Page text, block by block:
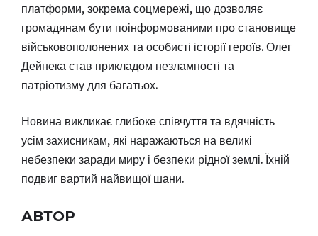
платформи, зокрема соцмережі, що дозволяє
громадянам бути поінформованими про становище
військовополонених та особисті історії героїв. Олег
Дейнека став прикладом незламності та
патріотизму для багатьох.
Новина викликає глибоке співчуття та вдячність
усім захисникам, які наражаються на великі
небезпеки заради миру і безпеки рідної землі. Їхній
подвиг вартий найвищої шани.
АВТОР